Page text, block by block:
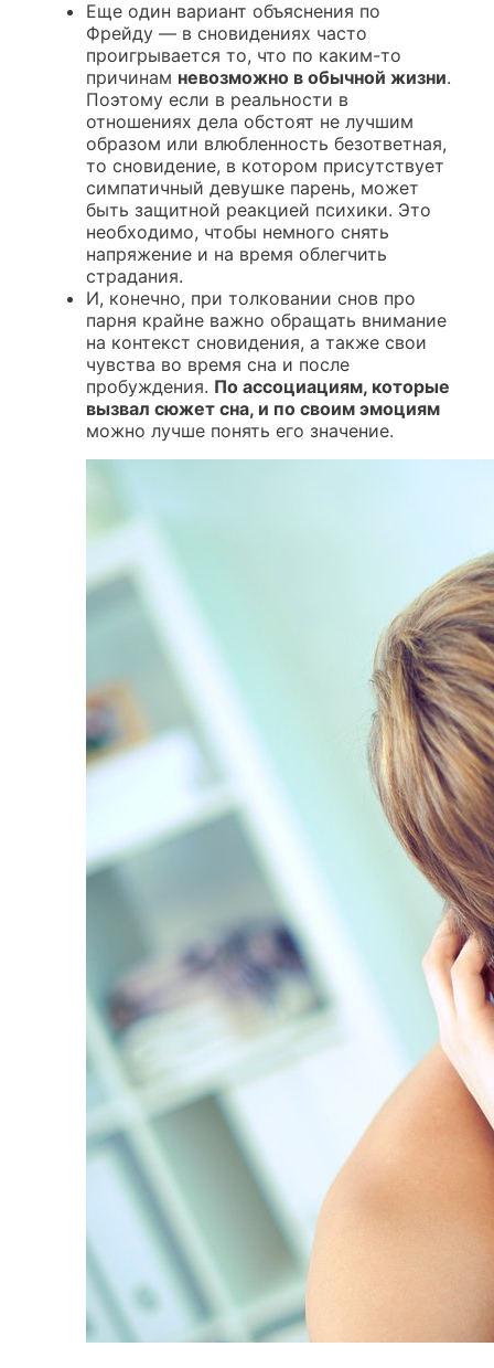
Еще один вариант объяснения по
Фрейду — в сновидениях часто
проигрывается то, что по каким-то
причинам невозможно в обычной жизни.
Поэтому если в реальности в
отношениях дела обстоят не лучшим
образом или влюбленность безответная,
то сновидение, в котором присутствует
симпатичный девушке парень, может
быть защитной реакцией психики. Это
необходимо, чтобы немного снять
напряжение и на время облегчить
страдания.
И, конечно, при толковании снов про
парня крайне важно обращать внимание
на контекст сновидения, а также свои
чувства во время сна и после
пробуждения. По ассоциациям, которые
вызвал сюжет сна, и по своим эмоциям
можно лучше понять его значение.